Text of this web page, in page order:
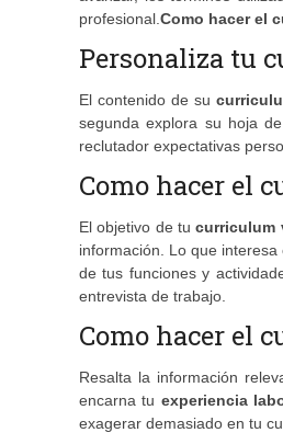
profesional.Como hacer el
Personaliza tu
El contenido de su
segunda explora su hoja
reclutador expectativas
Como hacer el
El objetivo de tucurriculum
información. Lo que
de tus funciones y
entrevista de trabajo.
Como hacer el
Resalta la información
encarna tu experiencia
exagerar demasiado en tu